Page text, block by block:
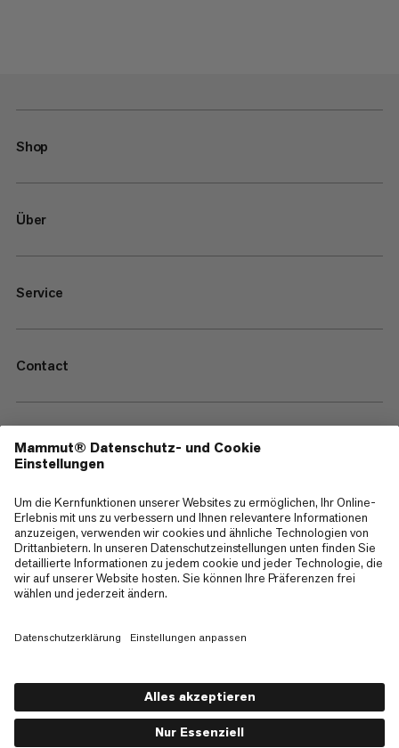
Shop
Über
Service
Contact
—
Sitemap
Cookies
Impressum